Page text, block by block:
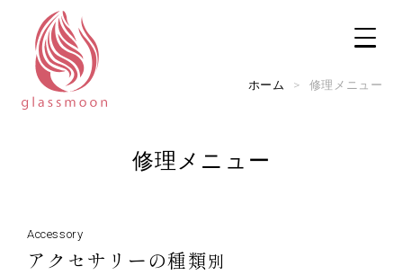
ホーム > 修理メニュー
修理メニュー
Accessory
アクセサリーの種類別